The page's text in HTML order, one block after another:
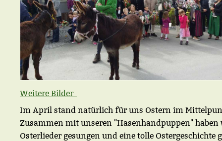
Weitere Bilder
Im April stand natürlich für uns Ostern im
Zusammen mit unseren "Hasenhandpuppen" haben
Osterlieder gesungen und eine tolle Ostergeschichte